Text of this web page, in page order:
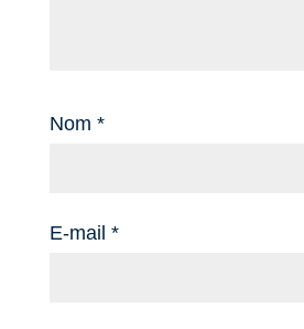
Nom *
E-mail *